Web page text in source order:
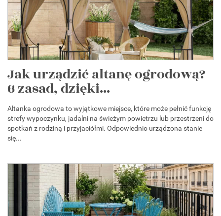
Jak urządzić altanę ogrodową?
6 zasad, dzięki...
Altanka ogrodowa to wyjątkowe miejsce, które może pełnić funkcję
strefy wypoczynku, jadalni na świeżym powietrzu lub przestrzeni do
spotkań z rodziną i przyjaciółmi. Odpowiednio urządzona stanie
się...